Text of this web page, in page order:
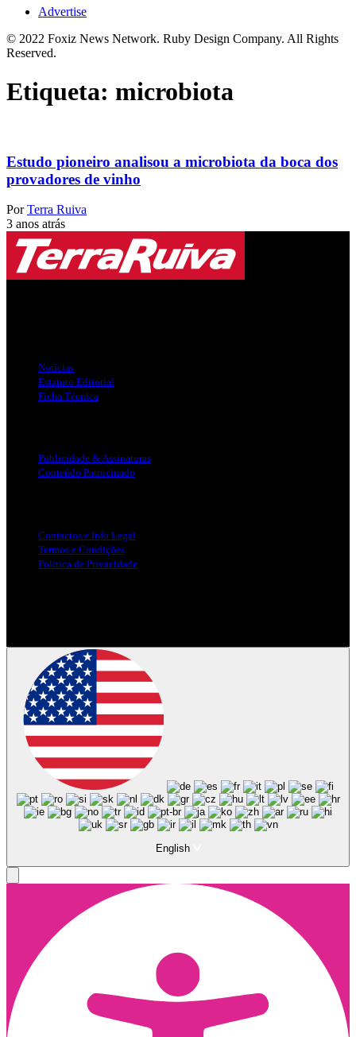
Advertise
© 2022 Foxiz News Network. Ruby Design Company. All Rights
Reserved.
Etiqueta: microbiota
Estudo pioneiro analisou a microbiota da boca dos
provadores de vinho
Por Terra Ruiva
3 anos atrás
Notícias
Estatuto Editorial
Ficha Técnica
Publicidade & Assinaturas
Conteúdo Patrocinado
Contactos e Info Legal
Termos e Condições
Politica de Privacidade
English